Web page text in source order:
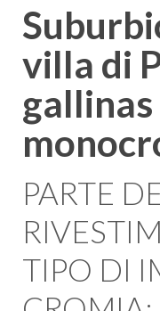
villa di
PARTE
TIPO DI